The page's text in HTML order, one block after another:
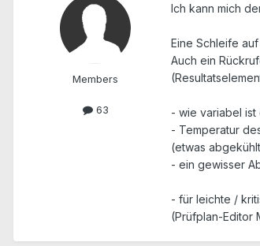
Members
63
Ich kann mich
Eine Schleife
Auch ein
- wie variabel
- Temperatur
(etwas
- ein gewisser
- für leichte /
(Prüfplan-Editor